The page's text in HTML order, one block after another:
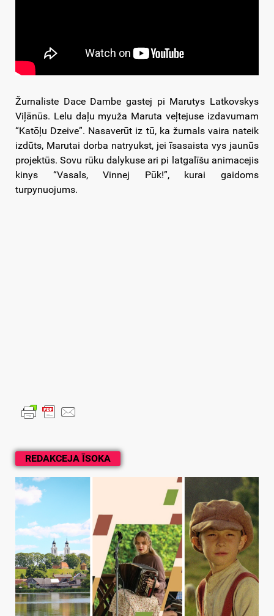
REDAKCEJA ĪSOKA
Žurnaliste Dace Dambe gastej pi Marutys Latkovskys
Viļānūs. Lelu daļu myuža Maruta veļtejuse izdavumam
“Katōļu Dzeive”. Nasaverūt iz tū, ka žurnals vaira nateik
izdūts, Marutai dorba natryukst, jei īsasaista vys jaunūs
projektūs. Sovu rūku dalykuse ari pi latgalīšu animacejis
kinys “Vasals, Vinnej Pūk!”, kurai gaidoms
turpynuojums.